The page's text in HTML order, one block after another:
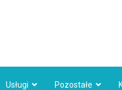
Usługi Pozostałe